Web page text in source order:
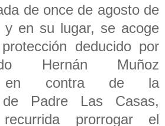
de once de agosto de
y en su lugar, se acoge
deducido por
Hernán Muñoz
en contra de la
de Padre Las Casas,
prorrogar el